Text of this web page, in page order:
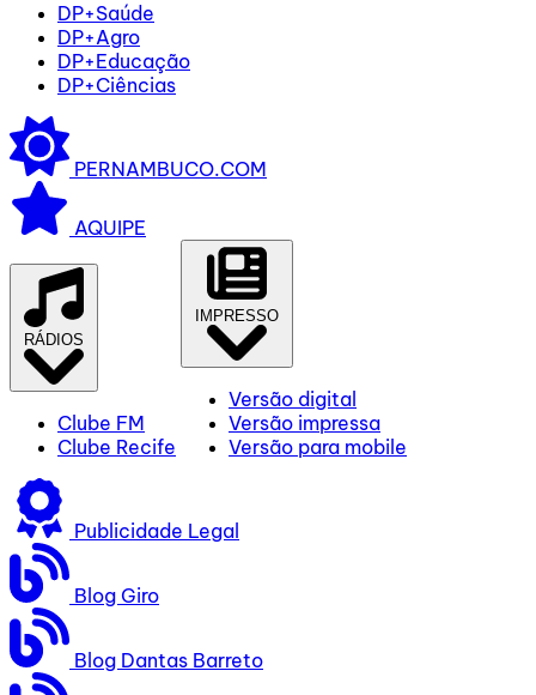
DP+Saúde
DP+Agro
DP+Educação
DP+Ciências
PERNAMBUCO.COM
AQUIPE
RÁDIOS
Clube FM
Clube Recife
IMPRESSO
Versão digital
Versão impressa
Versão para mobile
Publicidade Legal
Blog Giro
Blog Dantas Barreto